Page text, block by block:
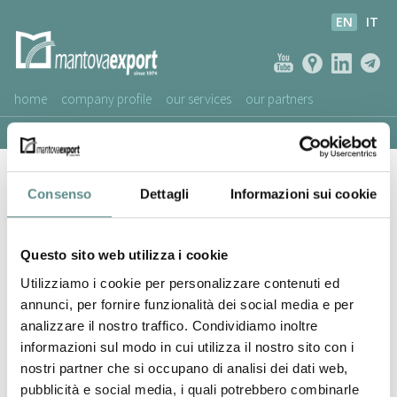
Consenso Dettagli Informazioni sui cookie
Questo sito web utilizza i cookie
Utilizziamo i cookie per personalizzare contenuti ed
annunci, per fornire funzionalità dei social media e per
analizzare il nostro traffico. Condividiamo inoltre
informazioni sul modo in cui utilizza il nostro sito con i
nostri partner che si occupano di analisi dei dati web,
pubblicità e social media, i quali potrebbero combinarle
EN IT
home company profile our services our partners
ASSOCIATED COMPANIES
NEWS
VIDEOS
CUSTOMERS SERVICE
Aviko Srl